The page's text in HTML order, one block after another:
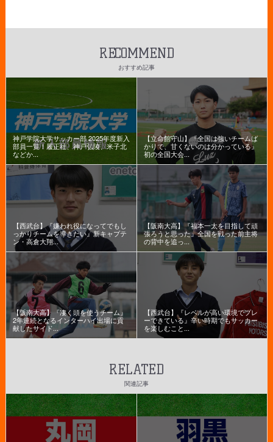
RECOMMEND
おすすめ記事
神戸学院大学サッカー部 2025年度新入
部員一覧！履正社、神戸弘陵、米子北
などか...
【立命館守山】『全国は強いチームば
かりで、甘くないのは分かっている』
初の全国大会...
【西武台】『嫌われ役になってでもし
っかりチームを導きたい』新キャプテ
ン・高倉大翔...
【阪南大高】『福本一太を目指して頑
張ろうと思った』全国を戦った前主将
の背中を追っ...
【阪南大高】『凄く頭を使うチーム』
2年連続となるインターハイ出場に貢
献したサイド...
【西武台】『レベルが高い環境でプレ
ーできている』辛い時期でもサッカー
を楽しむこと...
RELATED
関連記事